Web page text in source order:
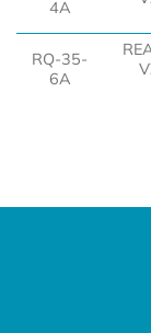
4A
RQ-35-
6A